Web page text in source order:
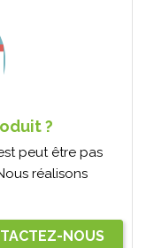
?
peut être pas
réalisons
NOUS